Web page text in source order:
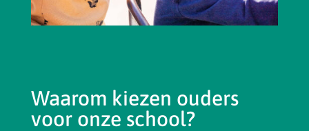
Waarom kiezen ouders
voor onze school?